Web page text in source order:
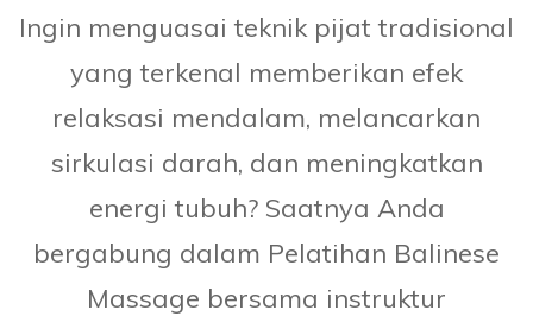
Ingin menguasai teknik pijat tradisional
yang terkenal memberikan efek
relaksasi mendalam, melancarkan
sirkulasi darah, dan meningkatkan
energi tubuh? Saatnya Anda
bergabung dalam Pelatihan Balinese
Massage bersama instruktur